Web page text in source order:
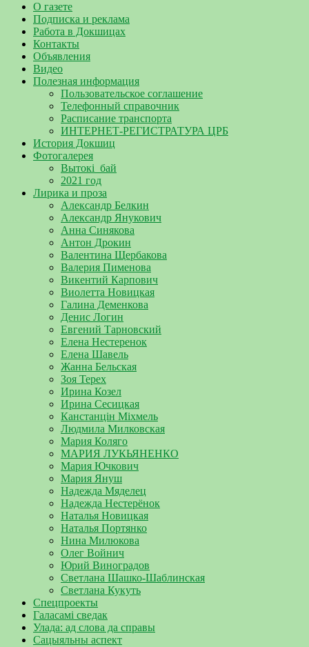
О газете
Подписка и реклама
Работа в Докшицах
Контакты
Объявления
Видео
Полезная информация
Пользовательское соглашение
Телефонный справочник
Расписание транспорта
ИНТЕРНЕТ-РЕГИСТРАТУРА ЦРБ
История Докшиц
Фотогалерея
Вытокі_бай
2021 год
Лирика и проза
Александр Белкин
Александр Янукович
Анна Синякова
Антон Дрокин
Валентина Щербакова
Валерия Пименова
Викентий Карпович
Виолетта Новицкая
Галина Деменкова
Денис Логин
Евгений Тарновский
Елена Нестеренок
Елена Шавель
Жанна Бельская
Зоя Терех
Ирина Козел
Ирина Сесицкая
Канстанцін Міхмель
Людмила Милковская
Мария Коляго
МАРИЯ ЛУКЬЯНЕНКО
Мария Ючкович
Мария Януш
Надежда Мяделец
Надежда Нестерёнок
Наталья Новицкая
Наталья Портянко
Нина Милюкова
Олег Войнич
Юрий Виноградов
Светлана Шашко-Шаблинская
Светлана Кукуть
Спецпроекты
Галасамі сведак
Улада: ад слова да справы
Сацыяльны аспект